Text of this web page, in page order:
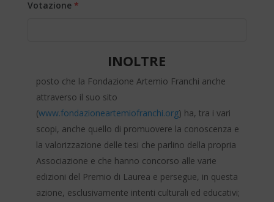
Votazione *
INOLTRE
posto che la Fondazione Artemio Franchi anche
attraverso il suo sito
(www.fondazioneartemiofranchi.org) ha, tra i vari
scopi, anche quello di promuovere la conoscenza e
la valorizzazione delle tesi che parlino della propria
Associazione e che hanno concorso alle varie
edizioni del Premio di Laurea e persegue, in questa
azione, esclusivamente intenti culturali ed educativi;